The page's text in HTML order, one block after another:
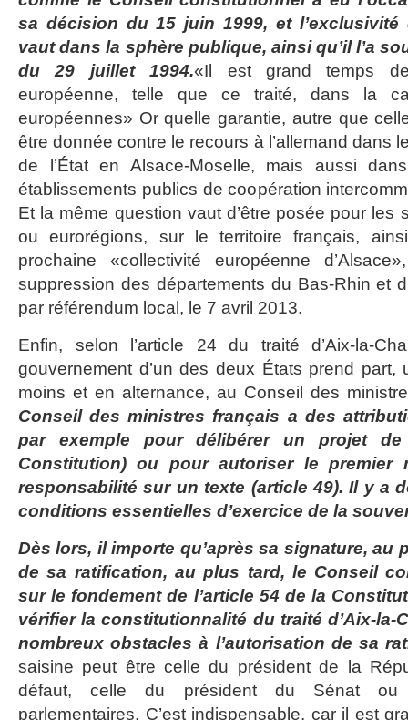
sa décision du 15 juin 1999, et
vaut dans la sphère publique, ainsi qu’il l’a
du 29 juillet 1994.«Il est grand temps
européenne, telle que ce traité, dans la
européennes» Or quelle garantie, autre que
être donnée contre le recours à l’allemand dans
de l’État en Alsace-Moselle, mais aussi
établissements publics de coopération
Et la même question vaut d’être posée pour les
ou eurorégions, sur le territoire français,
prochaine «collectivité européenne
suppression des départements du Bas-Rhin et
par référendum local, le 7 avril 2013.
Enfin, selon l’article 24 du traité d’Aix-la-
gouvernement d’un des deux États prend part,
moins et en alternance, au Conseil des
Conseil des ministres français a des
par exemple pour délibérer un projet
Constitution) ou pour autoriser le premier
responsabilité sur un texte (article 49). Il y a
conditions essentielles d’exercice de la
Dès lors, il importe qu’après sa signature, au
de sa ratification, au plus tard, le Conseil
sur le fondement de l’article 54 de la
vérifier la constitutionnalité du traité d’Aix-la-
nombreux obstacles à l’autorisation de sa
saisine peut être celle du président de la
défaut, celle du président du Sénat ou
parlementaires. C’est indispensable, car il est